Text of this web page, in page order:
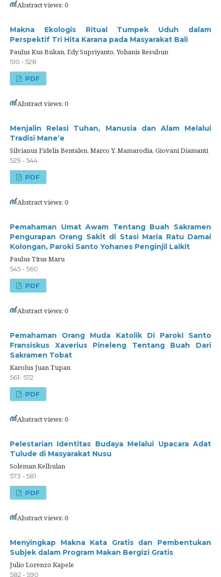
Abstract views: 0
Makna Ekologis Ritual Tumpek Uduh dalam
Perspektif Tri Hita Karana pada Masyarakat Bali
Paulus Kus Bukan, Edy Supriyanto, Yohanis Resubun
510 - 528
PDF
Abstract views: 0
Menjalin Relasi Tuhan, Manusia dan Alam Melalui
Tradisi Mane’e
Silvianus Fidelis Bentalen, Marco Y. Mamarodia, Giovani Diamanti
529 - 544
PDF
Abstract views: 0
Pemahaman Umat Awam Tentang Buah Sakramen
Pengurapan Orang Sakit di Stasi Maria Ratu Damai
Kolongan, Paroki Santo Yohanes Penginjil Laikit
Paulus Titus Maru
545 - 560
PDF
Abstract views: 0
Pemahaman Orang Muda Katolik Di Paroki Santo
Fransiskus Xaverius Pineleng Tentang Buah Dari
Sakramen Tobat
Karolus Juan Tupan
561- 572
PDF
Abstract views: 0
Pelestarian Identitas Budaya Melalui Upacara Adat
Tulude di Masyarakat Nusu
Soleman Kelbulan
573 - 581
PDF
Abstract views: 0
Menyingkap Makna Kata Gratis dan Pembentukan
Subjek dalam Program Makan Bergizi Gratis
Julio Lorenzo Kapele
582 - 590